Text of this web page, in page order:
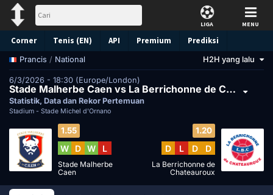
LIGA MENU
Corner Tenis (EN) API Premium Prediksi
Prancis / National H2H yang lalu
6/3/2026 - 18:30 (Europe/London)
Stade Malherbe Caen vs La Berrichonne de Chateauroux
Statistik, Data dan Rekor Pertemuan
Stadium - Stade Michel d'Ornano
1.55
W D W L
Stade Malherbe
Caen
1.20
D L D D
La Berrichonne de
Chateauroux